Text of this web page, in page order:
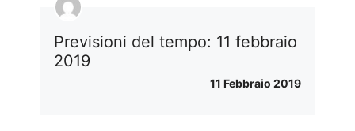
Previsioni del tempo: 11 febbraio
2019
11 Febbraio 2019